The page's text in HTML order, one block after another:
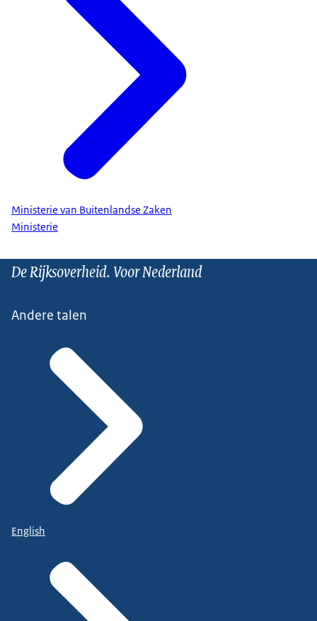
Ministerie van Buitenlandse Zaken
Ministerie
De Rijksoverheid. Voor Nederland
Andere talen
English